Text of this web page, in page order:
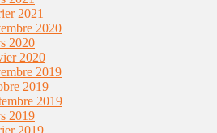
2021
2020
2020
2020
2019
2019
2019
2019
2019